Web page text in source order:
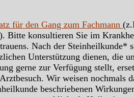
für den Gang zum Fachmann
Bitte konsultieren Sie im
Nach der Steinheilkunde*
Unterstützung dienen, die
gerne zur Verfügung stellt,
Wir weisen nochmals
beschriebenen